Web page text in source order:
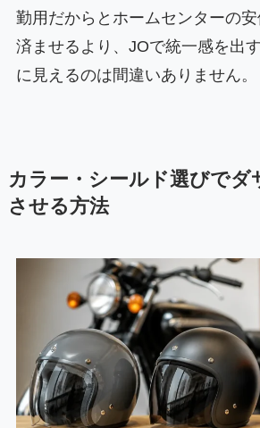
勤用だからとホームセンターの
済ませるより、JOで統一感を出
に見えるのは間違いありません。
カラー・シールド選びでダ
させる方法